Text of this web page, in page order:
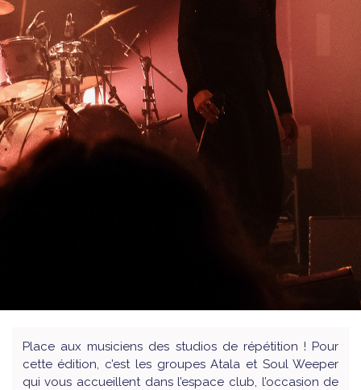
Place aux musiciens des studios de répétition ! Pour
cette édition, c’est les groupes Atala et Soul Weeper
qui vous accueillent dans l’espace club, l’occasion de